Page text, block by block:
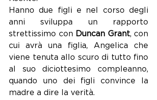
Hanno due figli e nel corso degli
anni sviluppa un rapporto
strettissimo con Duncan Grant, con
cui avrà una figlia, Angelica che
viene tenuta allo scuro di tutto fino
al suo diciottesimo compleanno,
quando uno dei figli convince la
madre a dire la verità.